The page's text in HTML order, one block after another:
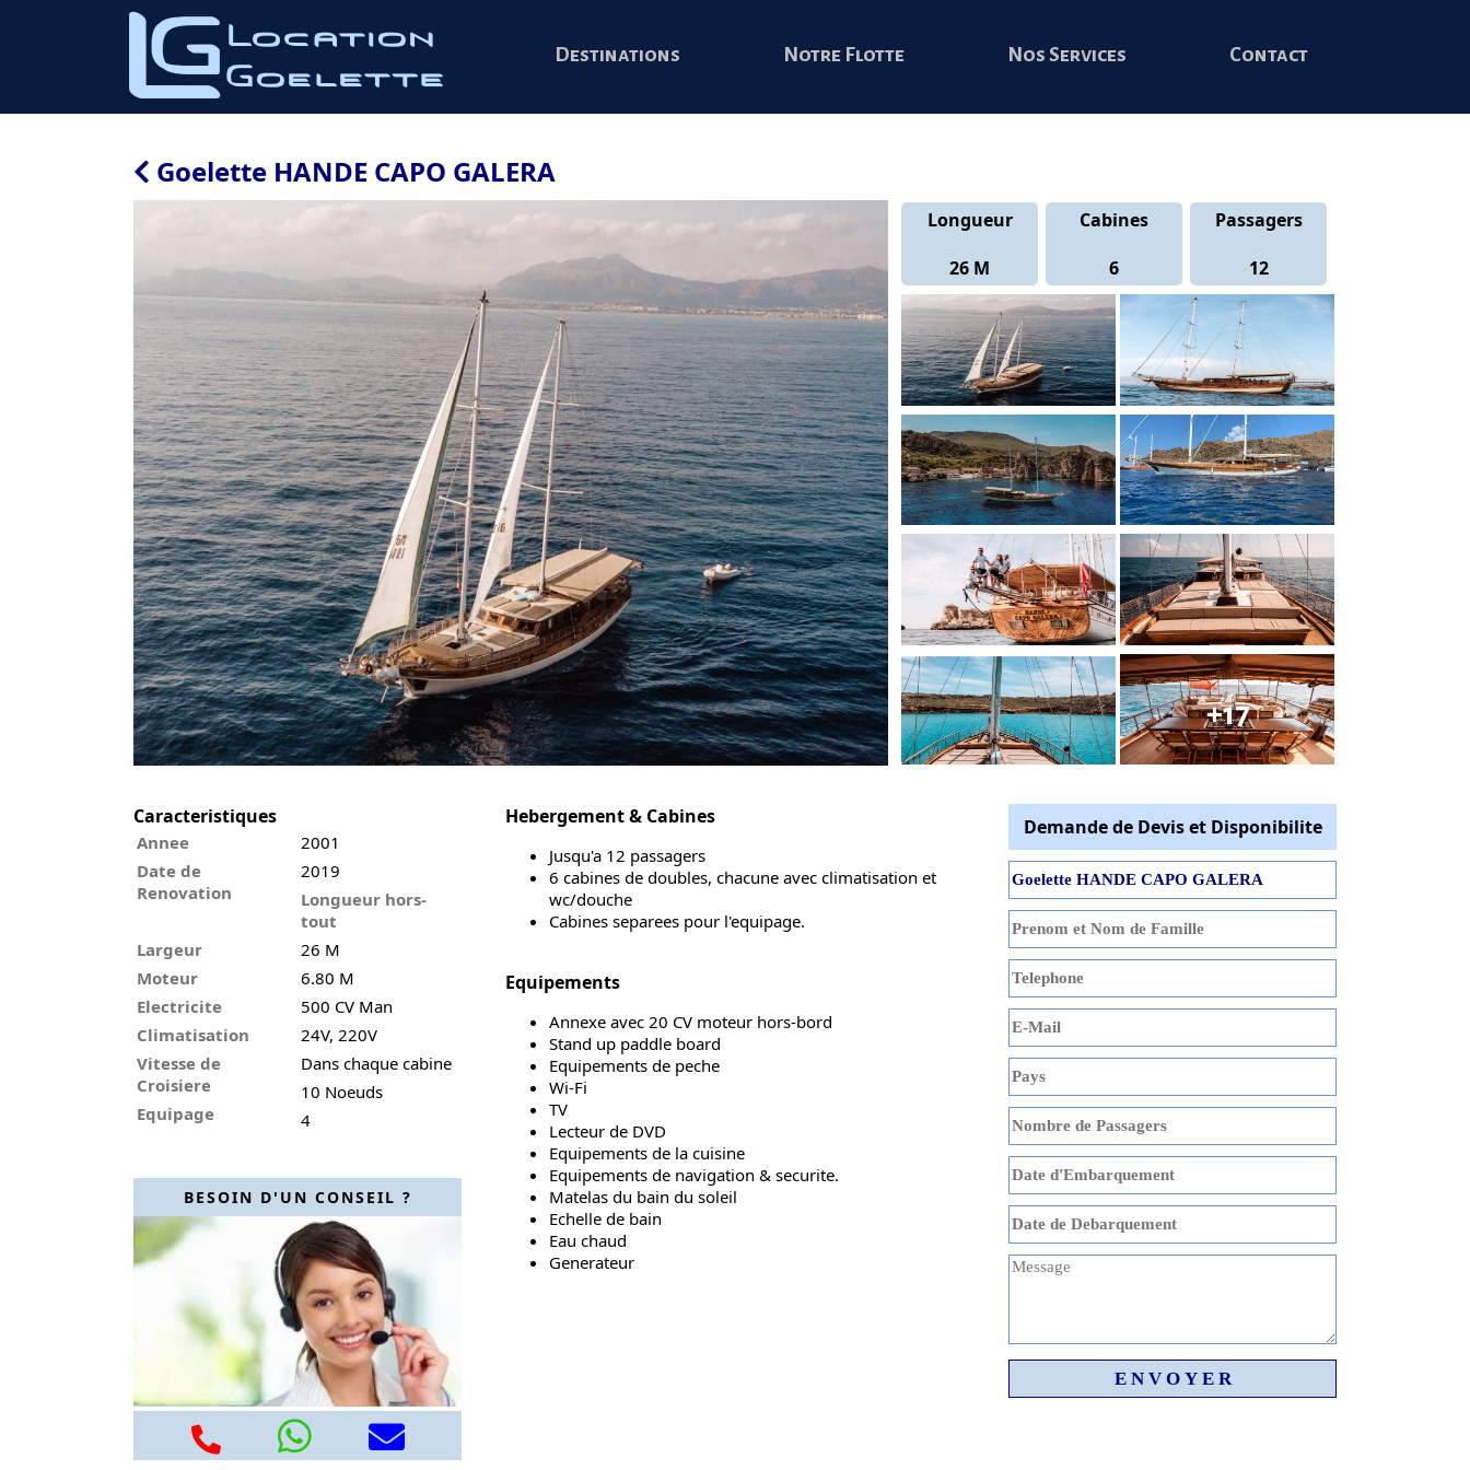
Destinations Notre Flotte Nos Services Contact
Goelette HANDE CAPO GALERA
Longueur
26 M
Cabines
6
Passagers
12
+17
Caracteristiques
Annee
2001
Date de
Renovation
2019
Longueur hors-
tout
26 M
Largeur
6.80 M
Moteur
500 CV Man
Electricite
24V, 220V
Climatisation
Dans chaque cabine
Vitesse de
Croisiere
10 Noeuds
Equipage
4
BESOIN D'UN CONSEIL ?
Hebergement & Cabines
Jusqu'a 12 passagers
6 cabines de doubles, chacune avec climatisation et
wc/douche
Cabines separees pour l'equipage.
Equipements
Annexe avec 20 CV moteur hors-bord
Stand up paddle board
Equipements de peche
Wi-Fi
TV
Lecteur de DVD
Equipements de la cuisine
Equipements de navigation & securite.
Matelas du bain du soleil
Echelle de bain
Eau chaud
Generateur
Demande de Devis et Disponibilite